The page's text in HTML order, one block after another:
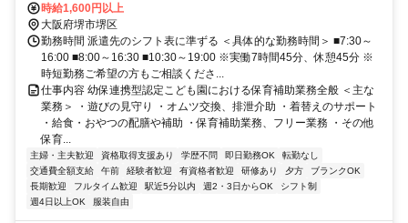
口1徒歩約16分、阪堺電気軌道阪堺線 綾ノ町出入口2徒歩約15分 【勤
務地最寄駅】南海本線「七道」駅より徒歩16分
時給1,600円以上
大阪府堺市堺区
勤務時間 派遣先のシフト表に準ずる ＜具体的な勤務時間＞ ■7:30～
16:00 ■8:00～16:30 ■10:30～19:00 ※実働7時間45分、休憩45分 ※
時短勤務ご希望の方もご相談くださ...
仕事内容 幼保連携型認定こども園における保育補助業務全般 ＜主な
業務＞ ・遊びの見守り ・オムツ交換、排泄介助 ・着替えのサポート
・給食・おやつの配膳や補助 ・保育補助業務、フリー業務 ・その他
保育...
主婦・主夫歓迎 資格取得支援あり 学歴不問 即日勤務OK
転勤なし
交通費全額支給
午前 経験者歓迎 有資格者歓迎 研修あり 夕方
ブランクOK
長期歓迎
フルタイム歓迎 駅近5分以内 週2・3日からOK
シフト制
週4日以上OK
服装自由